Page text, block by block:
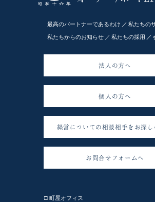
最高のパートナーであるわけ 私たちの
私たちからのお知らせ 私たちの採用
法人の方へ
個人の方へ
経営についての相談相手をお探
お問合せフォームへ
□ 町屋オフィス